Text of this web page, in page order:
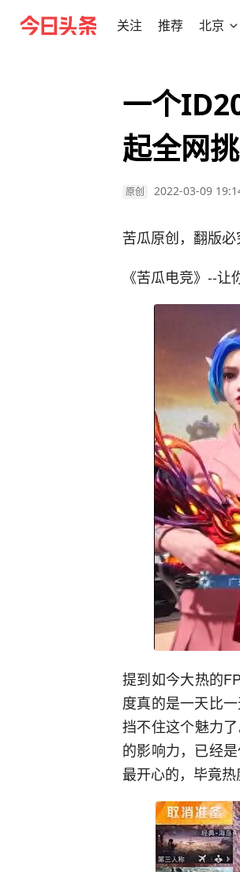
关注 推荐 北京
一个
起全网
原创 2022-03-09
苦瓜原创，翻版必
《苦瓜电竞》--让
提到如今大热的
度真的是一天比
挡不住这个魅力
的影响力，已经
最开心的，毕竟热